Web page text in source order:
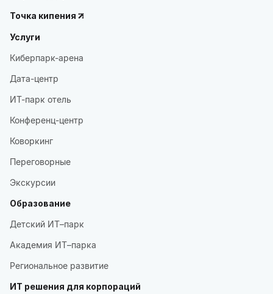
Точка кипения
Услуги
Киберпарк-арена
Дата-центр
ИТ-парк отель
Конференц-центр
Коворкинг
Переговорные
Экскурсии
Образование
Детский ИТ–парк
Академия ИТ–парка
Региональное развитие
ИТ решения для корпораций